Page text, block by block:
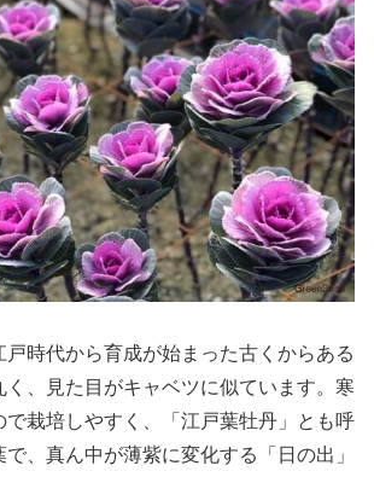
時代から育成が始まった古くからある
く、見た目がキャベツに似ています。寒
で栽培しやすく、「江戸葉牡丹」とも呼
、真ん中が薄紫に変化する「日の出」